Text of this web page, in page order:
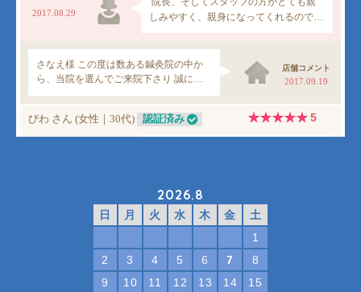
2026.8
日 月 火 水 木 金
土
1
2
3 4 5 6 7
8
9
10 11 12 13 14
15